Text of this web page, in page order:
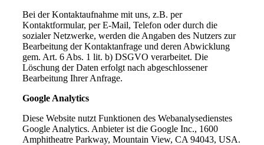
Bei der Kontaktaufnahme mit uns, z.B. per
Kontaktformular, per E-Mail, Telefon oder durch die
sozialer Netzwerke, werden die Angaben des Nutzers zur
Bearbeitung der Kontaktanfrage und deren Abwicklung
gem. Art. 6 Abs. 1 lit. b) DSGVO verarbeitet. Die
Löschung der Daten erfolgt nach abgeschlossener
Bearbeitung Ihrer Anfrage.
Google Analytics
Diese Website nutzt Funktionen des Webanalysedienstes
Google Analytics. Anbieter ist die Google Inc., 1600
Amphitheatre Parkway, Mountain View, CA 94043, USA.